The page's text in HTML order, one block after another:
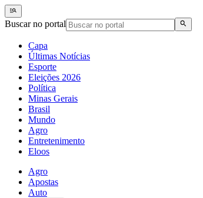
Buscar no portal
Capa
Últimas Notícias
Esporte
Eleições 2026
Política
Minas Gerais
Brasil
Mundo
Agro
Entretenimento
Eloos
Agro
Apostas
Auto